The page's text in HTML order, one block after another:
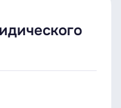
о
круглой печатью.